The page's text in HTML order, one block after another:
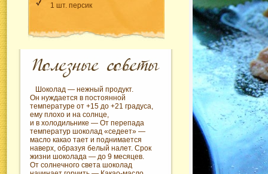
1 шт. персик
Шоколад — нежный продукт.
Он нуждается в постоянной
температуре от +15 до +21 градуса,
ему плохо и на солнце,
и в холодильнике — От перепада
температур шоколад «седеет» —
масло какао тает и поднимается
наверх, образуя белый налет. Срок
жизни шоколада — до 9 месяцев.
От солнечного света шоколад